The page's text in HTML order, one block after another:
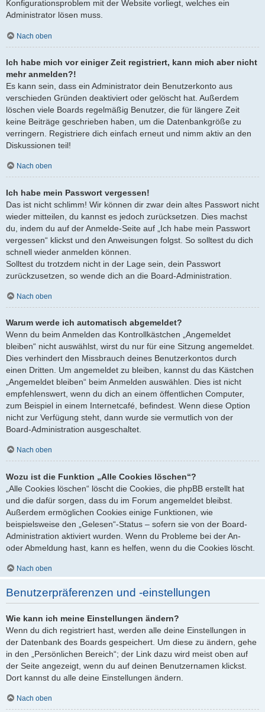
Konfigurationsproblem mit der Website vorliegt, welches ein
Administrator lösen muss.
Nach oben
Ich habe mich vor einiger Zeit registriert, kann mich aber nicht
mehr anmelden?!
Es kann sein, dass ein Administrator dein Benutzerkonto aus
verschieden Gründen deaktiviert oder gelöscht hat. Außerdem
löschen viele Boards regelmäßig Benutzer, die für längere Zeit
keine Beiträge geschrieben haben, um die Datenbankgröße zu
verringern. Registriere dich einfach erneut und nimm aktiv an den
Diskussionen teil!
Nach oben
Ich habe mein Passwort vergessen!
Das ist nicht schlimm! Wir können dir zwar dein altes Passwort nicht
wieder mitteilen, du kannst es jedoch zurücksetzen. Dies machst
du, indem du auf der Anmelde-Seite auf „Ich habe mein Passwort
vergessen“ klickst und den Anweisungen folgst. So solltest du dich
schnell wieder anmelden können.
Solltest du trotzdem nicht in der Lage sein, dein Passwort
zurückzusetzen, so wende dich an die Board-Administration.
Nach oben
Warum werde ich automatisch abgemeldet?
Wenn du beim Anmelden das Kontrollkästchen „Angemeldet
bleiben“ nicht auswählst, wirst du nur für eine Sitzung angemeldet.
Dies verhindert den Missbrauch deines Benutzerkontos durch
einen Dritten. Um angemeldet zu bleiben, kannst du das Kästchen
„Angemeldet bleiben“ beim Anmelden auswählen. Dies ist nicht
empfehlenswert, wenn du dich an einem öffentlichen Computer,
zum Beispiel in einem Internetcafé, befindest. Wenn diese Option
nicht zur Verfügung steht, dann wurde sie vermutlich von der
Board-Administration ausgeschaltet.
Nach oben
Wozu ist die Funktion „Alle Cookies löschen“?
„Alle Cookies löschen“ löscht die Cookies, die phpBB erstellt hat
und die dafür sorgen, dass du im Forum angemeldet bleibst.
Außerdem ermöglichen Cookies einige Funktionen, wie
beispielsweise den „Gelesen“-Status – sofern sie von der Board-
Administration aktiviert wurden. Wenn du Probleme bei der An-
oder Abmeldung hast, kann es helfen, wenn du die Cookies löscht.
Nach oben
Benutzerpräferenzen und -einstellungen
Wie kann ich meine Einstellungen ändern?
Wenn du dich registriert hast, werden alle deine Einstellungen in
der Datenbank des Boards gespeichert. Um diese zu ändern, gehe
in den „Persönlichen Bereich“; der Link dazu wird meist oben auf
der Seite angezeigt, wenn du auf deinen Benutzernamen klickst.
Dort kannst du alle deine Einstellungen ändern.
Nach oben